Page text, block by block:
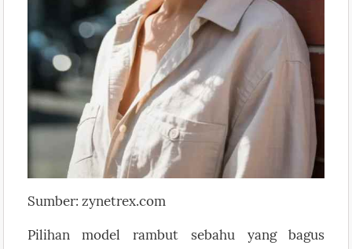
Sumber: zynetrex.com
Pilihan model rambut sebahu yang bagus